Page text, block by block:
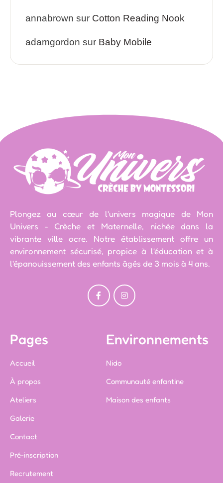
annabrown sur Cotton Reading Nook
adamgordon sur Baby Mobile
Plongez au cœur de l'univers magique de Mon
Univers - Crèche et Maternelle, nichée dans la
vibrante ville ocre. Notre établissement offre un
environnement sécurisé, propice à l'éducation et à
l'épanouissement des enfants âgés de 3 mois à 4 ans.
Pages
Accueil
À propos
Ateliers
Galerie
Contact
Pré-inscription
Recrutement
Environnements
Nido
Communauté enfantine
Maison des enfants